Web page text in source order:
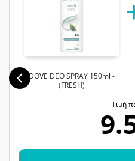
DOVE DEO SPRAY 150ml -
(FRESH)
Tιμή